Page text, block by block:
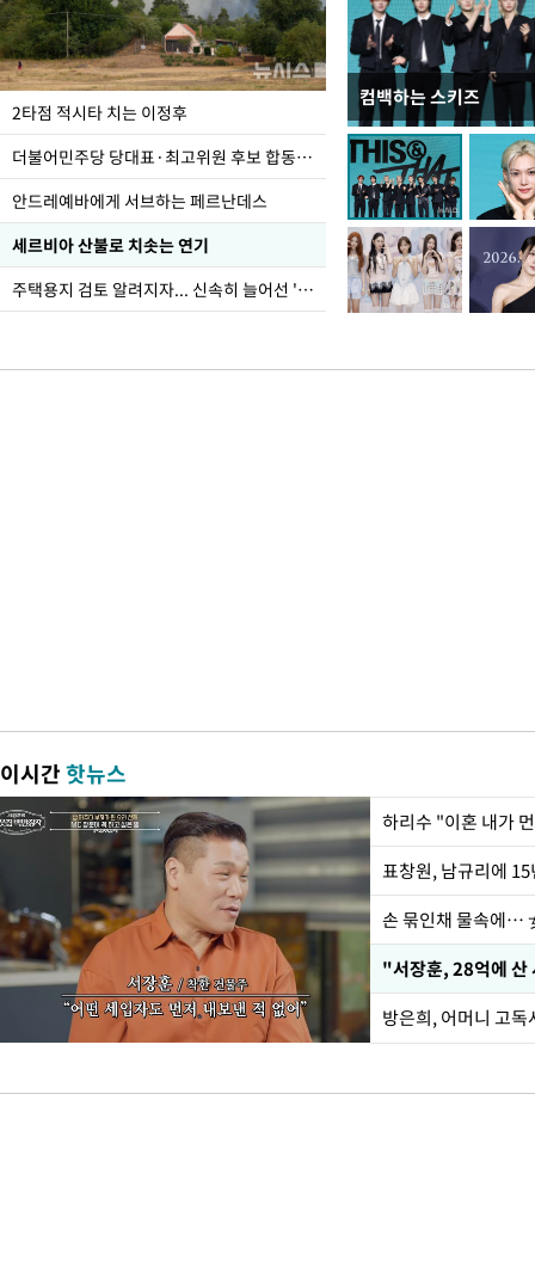
2타점 적시타 치는 이정후
더불어민주당 당대표·최고위원 후보 합동연설회
안드레예바에게 서브하는 페르난데스
세르비아 산불로 치솟는 연기
주택용지 검토 알려지자... 신속히 늘어선 '근조화환'
컴백하는 스키즈
사진으로 보는 일주일
이시간핫뉴스
하리수 "이혼 내가
손 묶인채 물속에…
"서장훈, 28억에 산
방은희, 어머니 고